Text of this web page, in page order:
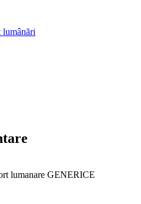
lumânări
lumanare GENERICE